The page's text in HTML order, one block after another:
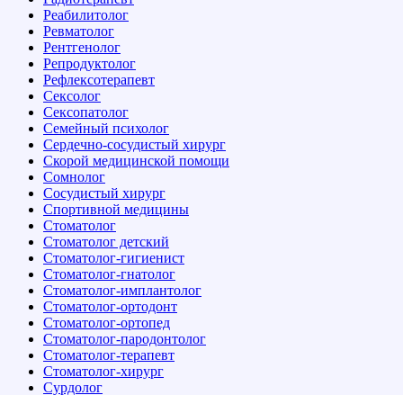
Реабилитолог
Ревматолог
Рентгенолог
Репродуктолог
Рефлексотерапевт
Сексолог
Сексопатолог
Семейный психолог
Сердечно-сосудистый хирург
Скорой медицинской помощи
Сомнолог
Сосудистый хирург
Спортивной медицины
Стоматолог
Стоматолог детский
Стоматолог-гигиенист
Стоматолог-гнатолог
Стоматолог-имплантолог
Стоматолог-ортодонт
Стоматолог-ортопед
Стоматолог-пародонтолог
Стоматолог-терапевт
Стоматолог-хирург
Сурдолог